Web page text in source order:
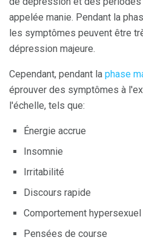
appelée manie. Pendant la
les symptômes peuvent être
dépression majeure.
Cependant, pendant la phase
éprouver des symptômes à
l'échelle, tels que:
Énergie accrue
Insomnie
Irritabilité
Discours rapide
Comportement hypersexuel
Pensées de course